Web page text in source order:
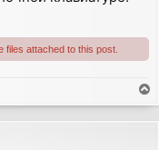
files attached to this post.
o
p